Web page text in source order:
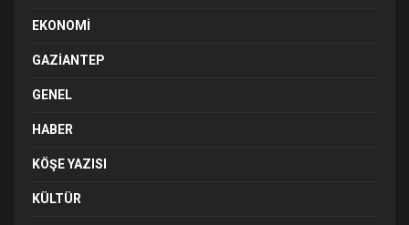
EKONOMI
GAZIANTEP
GENEL
HABER
KÖŞE YAZISI
KÜLTÜR